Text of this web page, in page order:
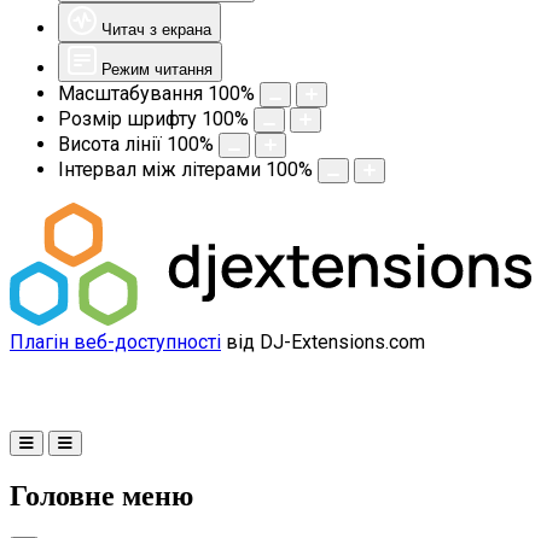
Читач з екрана
Режим читання
Масштабування 100%
Розмір шрифту 100%
Висота лінії 100%
Інтервал між літерами 100%
Плагін веб-доступності від DJ-Extensions.com
Головне меню